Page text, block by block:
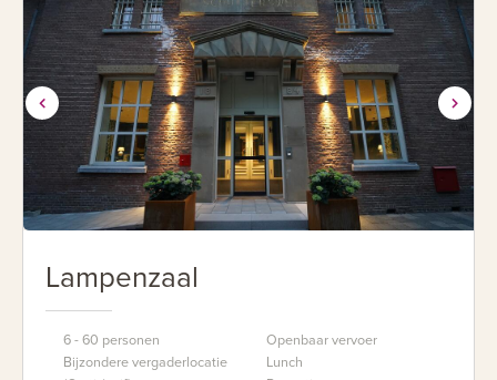
Lampenzaal
6 - 60 personen
Bijzondere vergaderlocatie
Openbaar vervoer
Lunch